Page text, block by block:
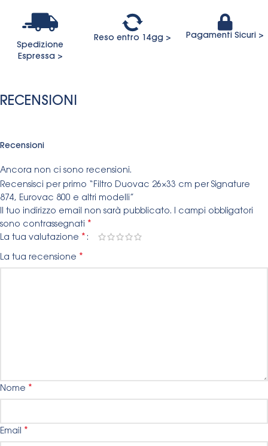
Spedizione
Espressa >
Reso entro 14gg > Pagamenti Sicuri >
RECENSIONI
Recensioni
Ancora non ci sono recensioni.
Recensisci per primo “Filtro Duovac 26×33 cm per Signature
874, Eurovac 800 e altri modelli”
Il tuo indirizzo email non sarà pubblicato. I campi obbligatori
sono contrassegnati *
La tua valutazione *
La tua recensione *
Nome *
Email *